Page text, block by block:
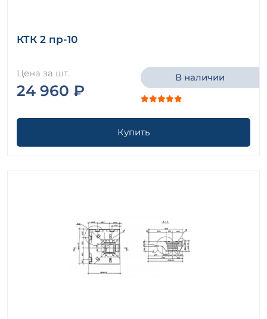
КТК 2 пр-10
Цена за шт.
24 960 ₽
В наличии
Купить